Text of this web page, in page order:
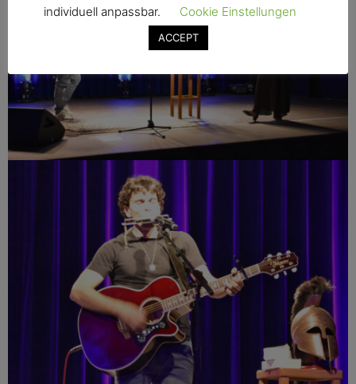
individuell anpassbar. Cookie Einstellungen
ACCEPT